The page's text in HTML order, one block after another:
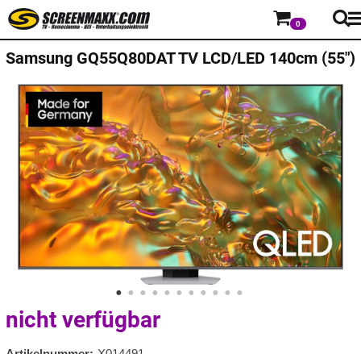
0
Samsung GQ55Q80DAT TV LCD/LED 140cm (55")
nicht verfügbar